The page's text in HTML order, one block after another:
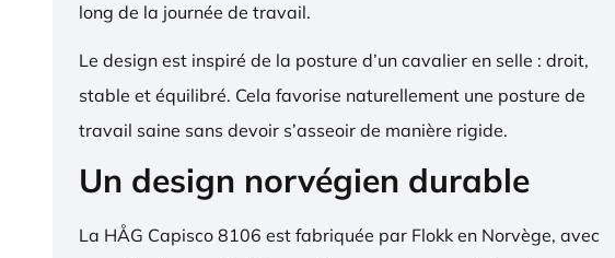
long de la journée de travail.
Le design est inspiré de la posture d’un cavalier en selle : droit,
stable et équilibré. Cela favorise naturellement une posture de
travail saine sans devoir s’asseoir de manière rigide.
Un design norvégien durable
La HÅG Capisco 8106 est fabriquée par Flokk en Norvège, avec